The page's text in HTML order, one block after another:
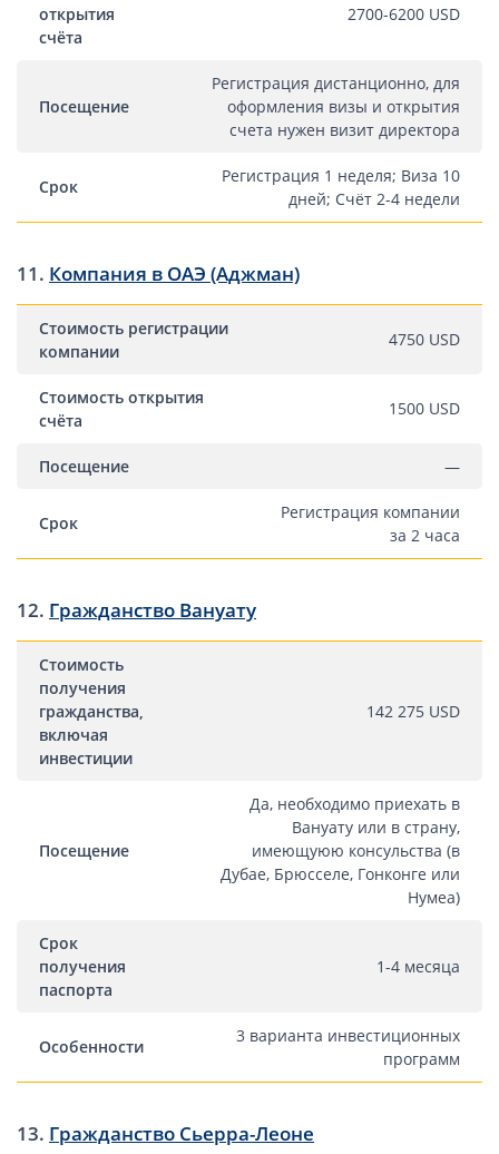
открытия
счёта
2700-6200 USD
Посещение
Регистрация дистанционно, для
оформления визы и открытия
счета нужен визит директора
Срок
Регистрация 1 неделя; Виза 10
дней; Счёт 2-4 недели
11. Компания в ОАЭ (Аджман)
Стоимость регистрации
компании
4750 USD
Стоимость открытия
счёта
1500 USD
Посещение —
Срок
Регистрация компании
за 2 часа
12. Гражданство Вануату
Стоимость
получения
гражданства,
включая
инвестиции
142 275 USD
Посещение
Да, необходимо приехать в
Вануату или в страну,
имеющуюю консульства (в
Дубае, Брюсселе, Гонконге или
Нумеа)
Срок
получения
паспорта
1-4 месяца
Особенности
3 варианта инвестиционных
программ
13. Гражданство Сьерра-Леоне